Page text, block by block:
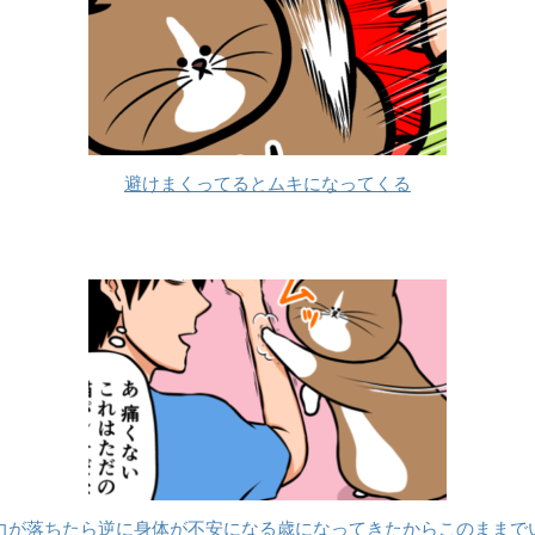
避けまくってるとムキになってくる
が落ちたら逆に身体が不安になる歳になってきたからこのままで